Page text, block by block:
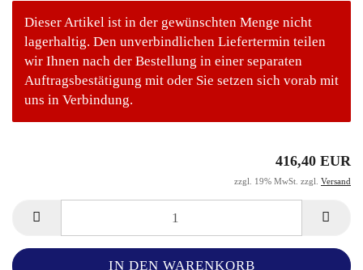
Dieser Artikel ist in der gewünschten Menge nicht
lagerhaltig. Den unverbindlichen Liefertermin teilen
wir Ihnen nach der Bestellung in einer separaten
Auftragsbestätigung mit oder Sie setzen sich vorab mit
uns in Verbindung.
416,40 EUR
zzgl. 19% MwSt. zzgl. Versand